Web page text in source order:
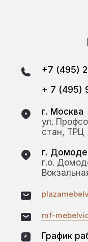
+7 (495)
+ 7 (495)
г. Москва
ул.
стан, ТРЦ
г.
г.о.
mf-
График